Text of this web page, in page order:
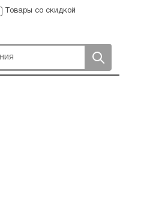
Товары со скидкой